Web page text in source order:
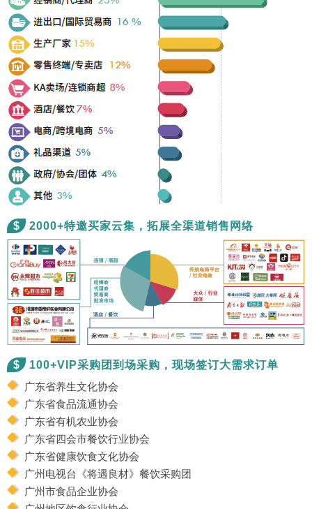
$ 2000+特邀买家云集，拓展全渠道销售网络
$
100+VIP采购团到场采购，现场签订大需求订单
广东省养生文化协会
广东省食品流通协会
广东省有机农业协会
广东省四会市餐饮行业协会
广东省健康饮食文化协会
广州电视台《将遇良材》餐饮采购团
广州市食品企业协会